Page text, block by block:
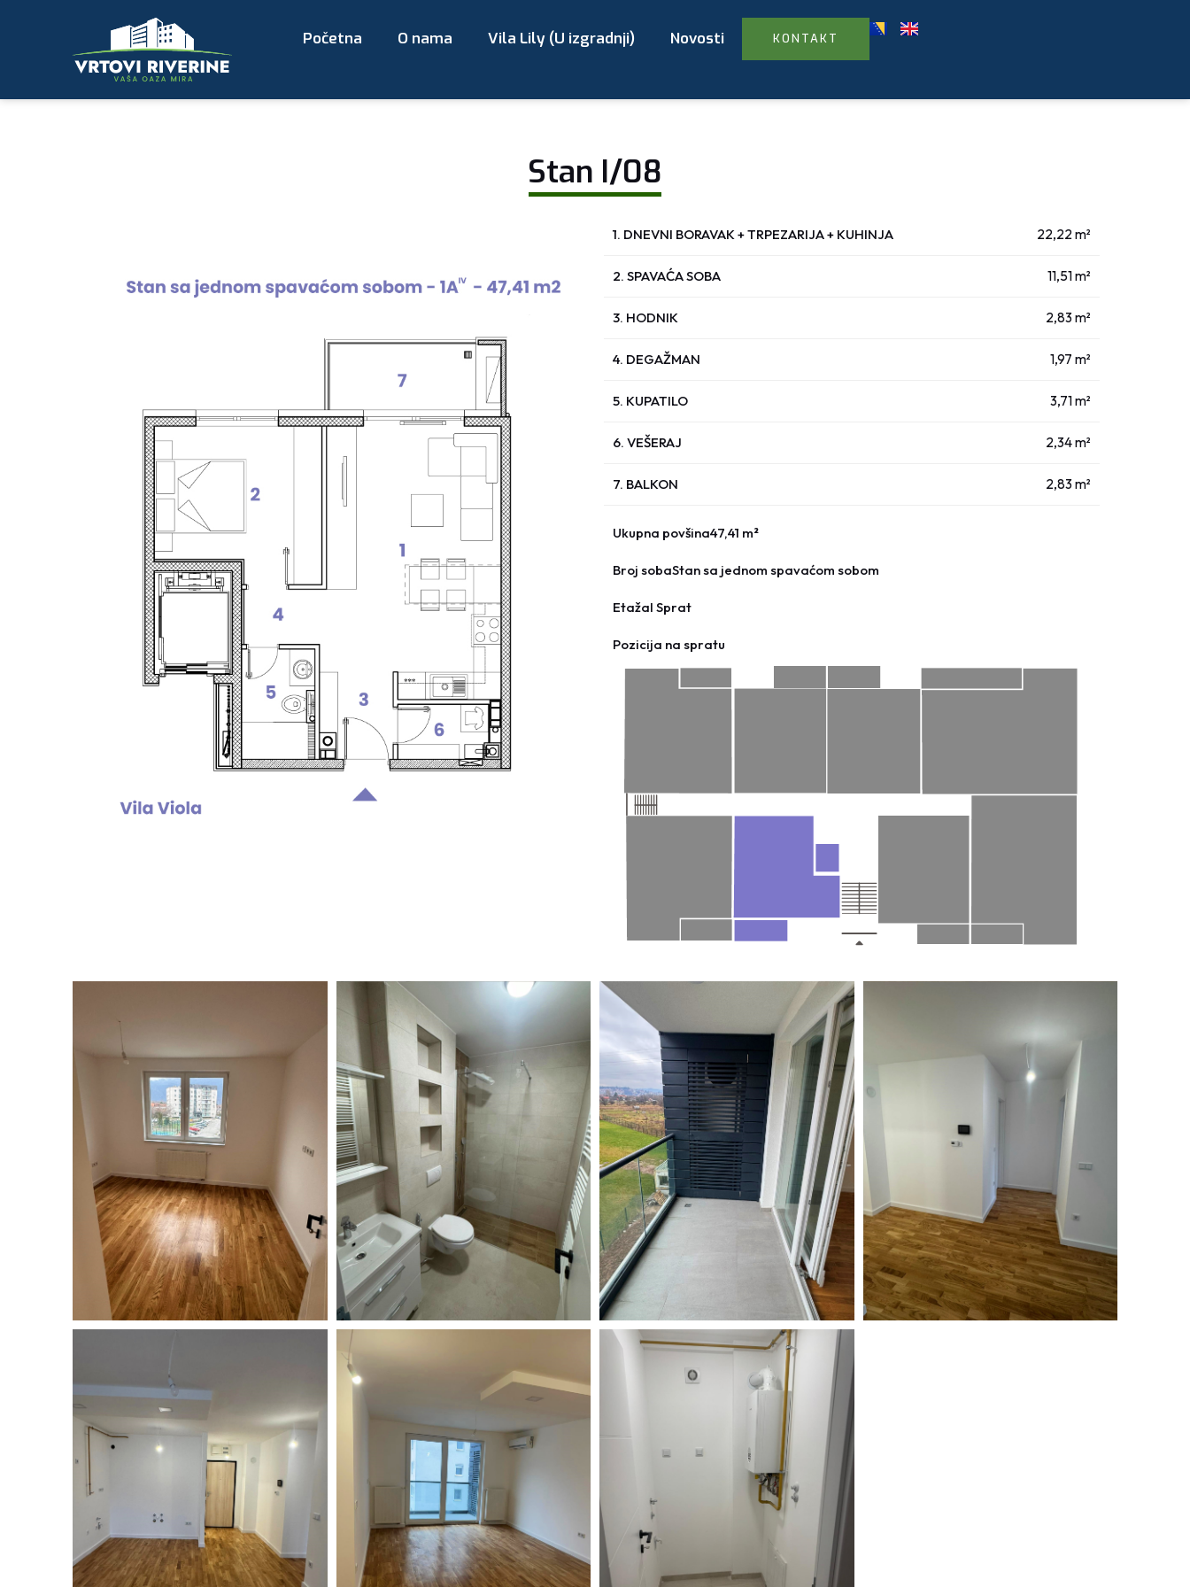
Početna O nama Vila Lily (U izgradnji) Novosti KONTAKT
Stan I/08
1. DNEVNI BORAVAK + TRPEZARIJA + KUHINJA 22,22 m²
2. SPAVAĆA SOBA 11,51 m²
3. HODNIK 2,83 m²
4. DEGAŽMAN 1,97 m²
5. KUPATILO 3,71 m²
6. VEŠERAJ 2,34 m²
7. BALKON 2,83 m²
Ukupna povšina47,41 m²
Broj sobaStan sa jednom spavaćom sobom
EtažaI Sprat
Pozicija na spratu